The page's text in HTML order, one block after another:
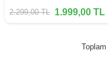
2.299,00TL 1.999,00 TL
Toplam